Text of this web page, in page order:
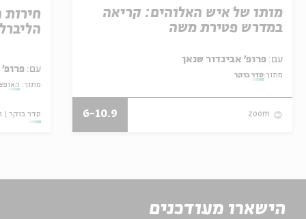
מותו של איש האלוהים: קריאה
במדרש פטירת משה
עם:
מתוך:סדר בוקר
zoom
6-10.9
עם: פרופ'
מתוך:
סדר בוקר
הישארו מעודכנים